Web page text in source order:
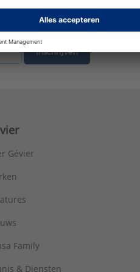
acties en andere interessante zaken?
Inschrijven
Gévier
Family
& Diensten